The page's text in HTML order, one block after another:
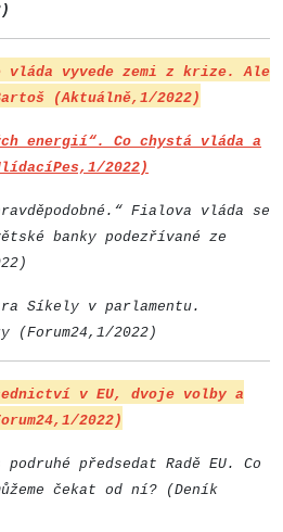
vláda vyvede zemi z krize. Ale
(Aktuálně,1/2022)
energií“. Co chystá vláda a
2022)
Fialova vláda se
banky podezřívané ze
Síkely v parlamentu.
2022)
v EU, dvoje volby a
2022)
předsedat Radě EU. Co
čekat od ní? (Deník